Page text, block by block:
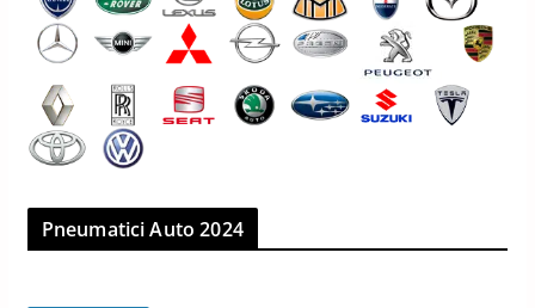
Pneumatici Auto 2024